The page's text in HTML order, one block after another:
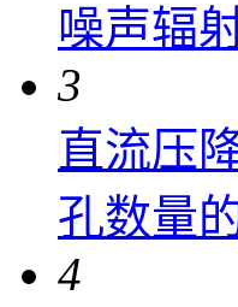
噪声辐
3
直流压
孔数量
4